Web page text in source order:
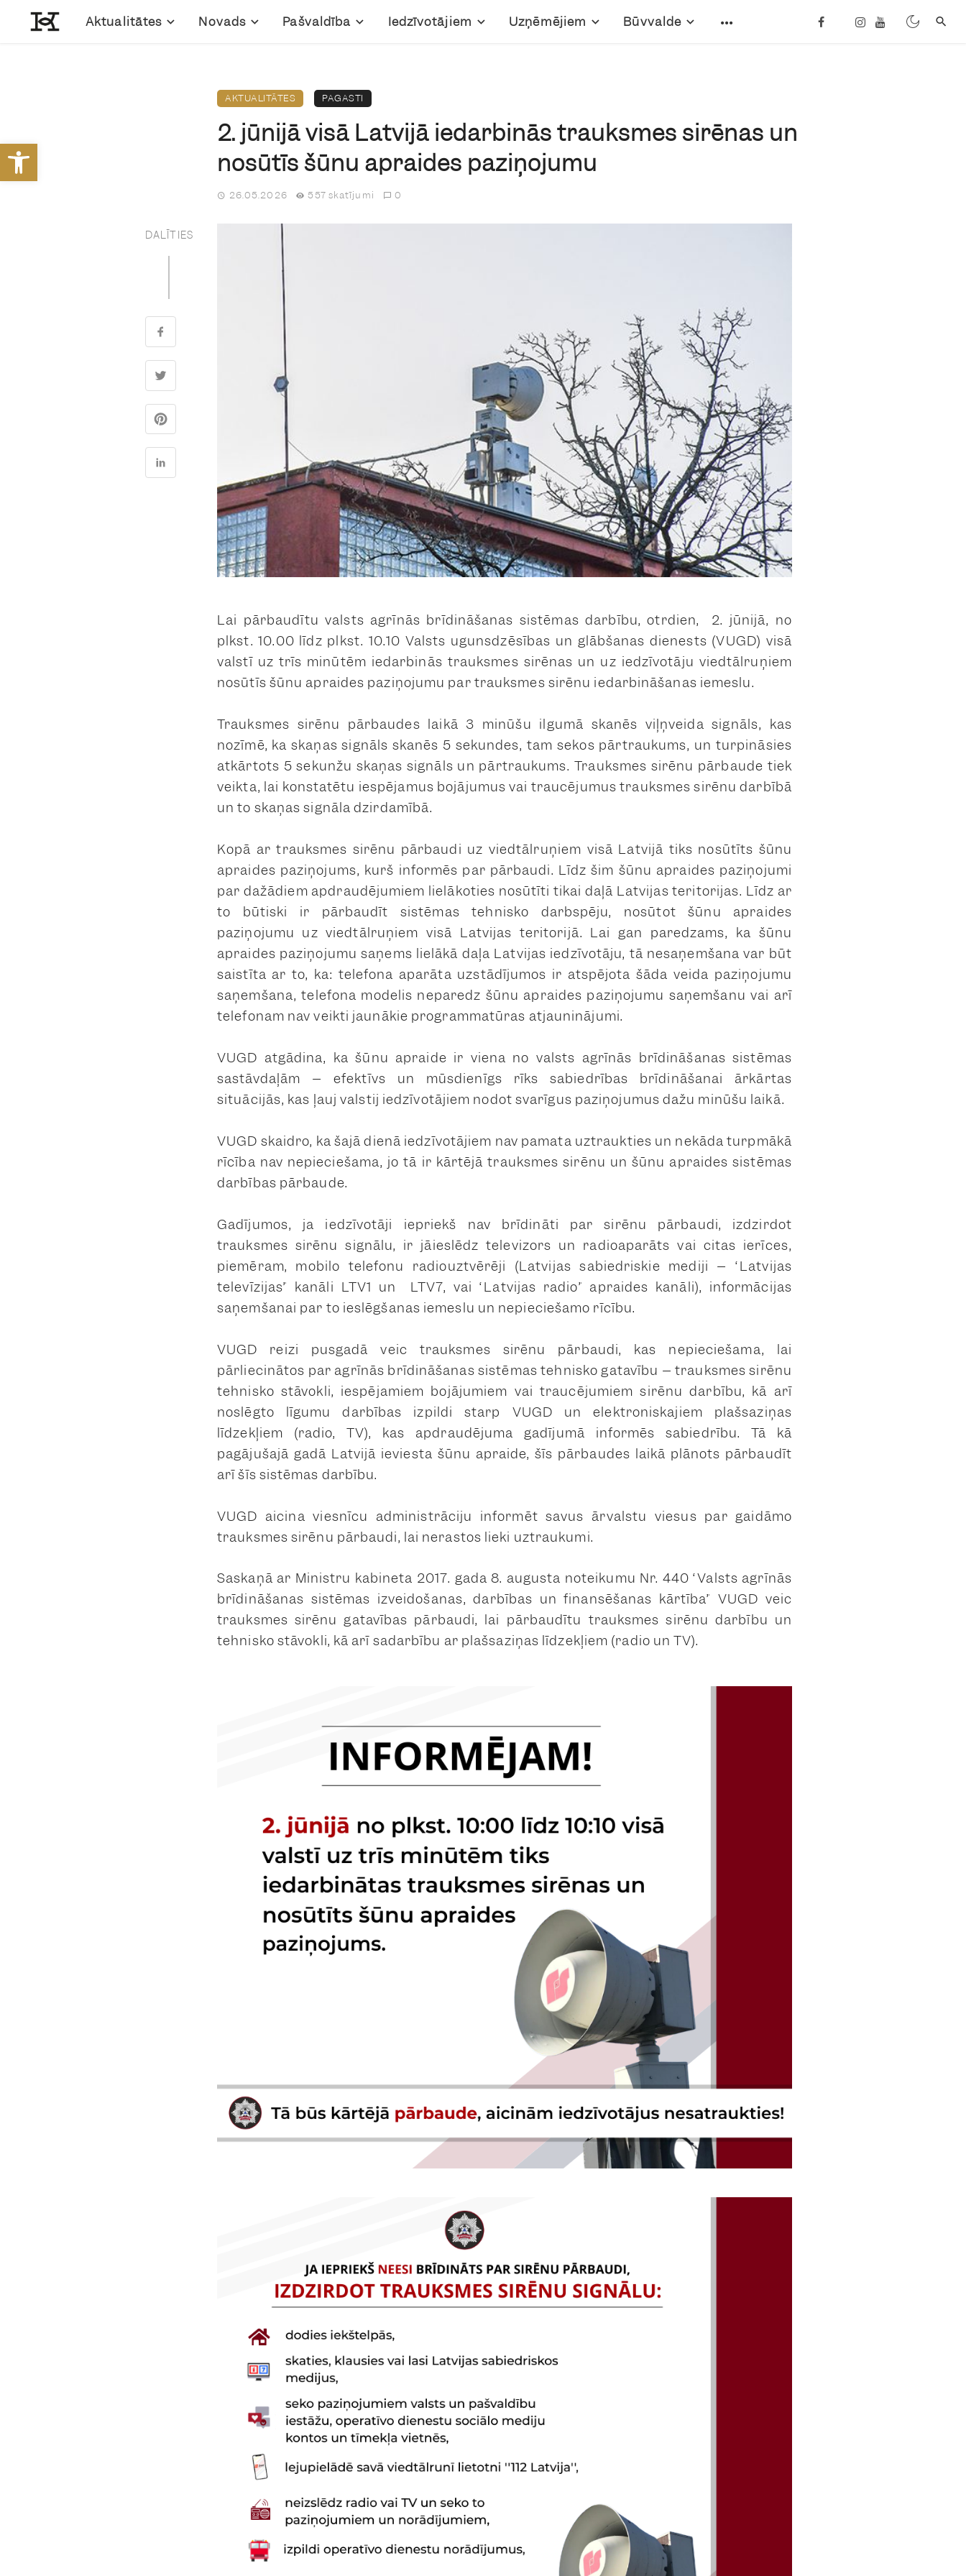
Open toolbar
Aktualitātes Novads Pašvaldība Iedzīvotājiem Uzņēmējiem Būvvalde
AKTUALITĀTES PAGASTI
2. jūnijā visā Latvijā iedarbinās trauksmes sirēnas un
nosūtīs šūnu apraides paziņojumu
26.05.2026 557 skatījumi 0
DALĪTIES
Lai pārbaudītu valsts agrīnās brīdināšanas sistēmas darbību, otrdien, 2. jūnijā, no
plkst. 10.00 līdz plkst. 10.10 Valsts ugunsdzēsības un glābšanas dienests (VUGD) visā
valstī uz trīs minūtēm iedarbinās trauksmes sirēnas un uz iedzīvotāju viedtālruņiem
nosūtīs šūnu apraides paziņojumu par trauksmes sirēnu iedarbināšanas iemeslu.
Trauksmes sirēnu pārbaudes laikā 3 minūšu ilgumā skanēs viļņveida signāls, kas
nozīmē, ka skaņas signāls skanēs 5 sekundes, tam sekos pārtraukums, un turpināsies
atkārtots 5 sekunžu skaņas signāls un pārtraukums. Trauksmes sirēnu pārbaude tiek
veikta, lai konstatētu iespējamus bojājumus vai traucējumus trauksmes sirēnu darbībā
un to skaņas signāla dzirdamībā.
Kopā ar trauksmes sirēnu pārbaudi uz viedtālruņiem visā Latvijā tiks nosūtīts šūnu
apraides paziņojums, kurš informēs par pārbaudi. Līdz šim šūnu apraides paziņojumi
par dažādiem apdraudējumiem lielākoties nosūtīti tikai daļā Latvijas teritorijas. Līdz ar
to būtiski ir pārbaudīt sistēmas tehnisko darbspēju, nosūtot šūnu apraides
paziņojumu uz viedtālruņiem visā Latvijas teritorijā. Lai gan paredzams, ka šūnu
apraides paziņojumu saņems lielākā daļa Latvijas iedzīvotāju, tā nesaņemšana var būt
saistīta ar to, ka: telefona aparāta uzstādījumos ir atspējota šāda veida paziņojumu
saņemšana, telefona modelis neparedz šūnu apraides paziņojumu saņemšanu vai arī
telefonam nav veikti jaunākie programmatūras atjauninājumi.
VUGD atgādina, ka šūnu apraide ir viena no valsts agrīnās brīdināšanas sistēmas
sastāvdaļām – efektīvs un mūsdienīgs rīks sabiedrības brīdināšanai ārkārtas
situācijās, kas ļauj valstij iedzīvotājiem nodot svarīgus paziņojumus dažu minūšu laikā.
VUGD skaidro, ka šajā dienā iedzīvotājiem nav pamata uztraukties un nekāda turpmākā
rīcība nav nepieciešama, jo tā ir kārtējā trauksmes sirēnu un šūnu apraides sistēmas
darbības pārbaude.
Gadījumos, ja iedzīvotāji iepriekš nav brīdināti par sirēnu pārbaudi, izdzirdot
trauksmes sirēnu signālu, ir jāieslēdz televizors un radioaparāts vai citas ierīces,
piemēram, mobilo telefonu radiouztvērēji (Latvijas sabiedriskie mediji – “Latvijas
televīzijas” kanāli LTV1 un LTV7, vai “Latvijas radio” apraides kanāli), informācijas
saņemšanai par to ieslēgšanas iemeslu un nepieciešamo rīcību.
VUGD reizi pusgadā veic trauksmes sirēnu pārbaudi, kas nepieciešama, lai
pārliecinātos par agrīnās brīdināšanas sistēmas tehnisko gatavību – trauksmes sirēnu
tehnisko stāvokli, iespējamiem bojājumiem vai traucējumiem sirēnu darbību, kā arī
noslēgto līgumu darbības izpildi starp VUGD un elektroniskajiem plašsaziņas
līdzekļiem (radio, TV), kas apdraudējuma gadījumā informēs sabiedrību. Tā kā
pagājušajā gadā Latvijā ieviesta šūnu apraide, šīs pārbaudes laikā plānots pārbaudīt
arī šīs sistēmas darbību.
VUGD aicina viesnīcu administrāciju informēt savus ārvalstu viesus par gaidāmo
trauksmes sirēnu pārbaudi, lai nerastos lieki uztraukumi.
Saskaņā ar Ministru kabineta 2017. gada 8. augusta noteikumu Nr. 440 “Valsts agrīnās
brīdināšanas sistēmas izveidošanas, darbības un finansēšanas kārtība” VUGD veic
trauksmes sirēnu gatavības pārbaudi, lai pārbaudītu trauksmes sirēnu darbību un
tehnisko stāvokli, kā arī sadarbību ar plašsaziņas līdzekļiem (radio un TV).